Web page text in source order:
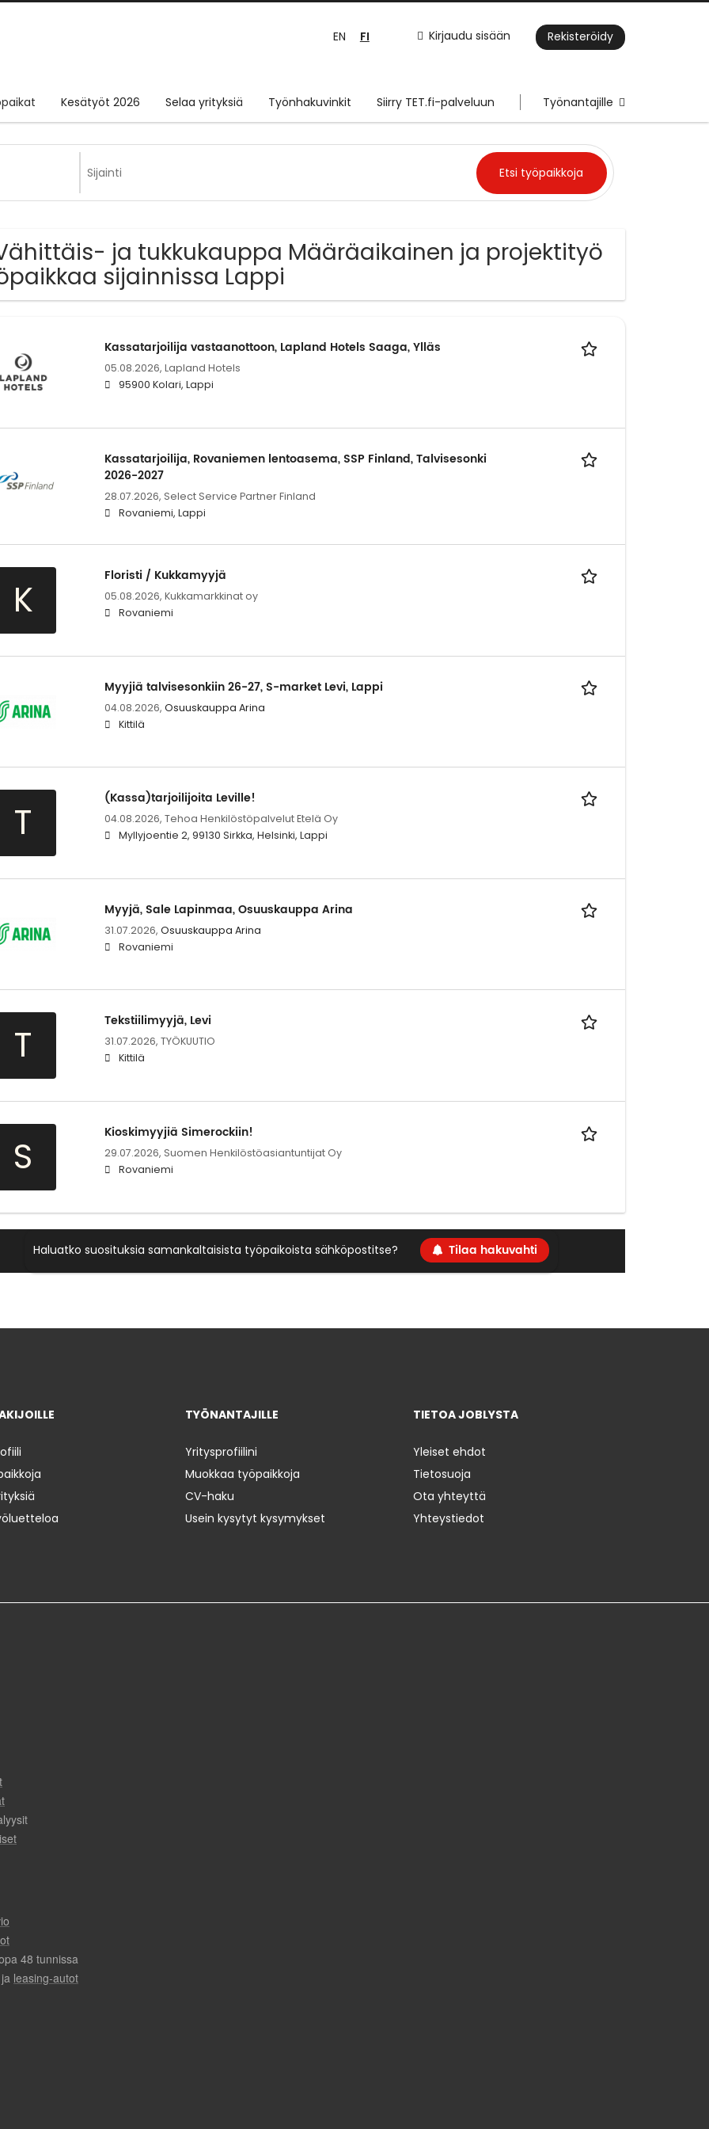
Kirjaudu sisään Rekisteröidy
EN FI
Kesätyöt 2026 Selaa yrityksiä Työnhakuvinkit Siirry TET.fi-palveluun Työnantajille
ja tukkukauppa Määräaikainen ja projektityö
sijainnissa Lappi
Kassatarjoilija vastaanottoon, Lapland Hotels Saaga, Ylläs
05.08.2026, Lapland Hotels
95900 Kolari, Lappi
Kassatarjoilija, Rovaniemen lentoasema, SSP Finland, Talvisesonki
2026-2027
28.07.2026, Select Service Partner Finland
Rovaniemi, Lappi
K
Floristi / Kukkamyyjä
05.08.2026, Kukkamarkkinat oy
Rovaniemi
Myyjiä talvisesonkiin 26-27, S-market Levi, Lappi
04.08.2026, Osuuskauppa Arina
Kittilä
T
(Kassa)tarjoilijoita Leville!
04.08.2026, Tehoa Henkilöstöpalvelut Etelä Oy
Myllyjoentie 2, 99130 Sirkka, Helsinki, Lappi
Myyjä, Sale Lapinmaa, Osuuskauppa Arina
31.07.2026, Osuuskauppa Arina
Rovaniemi
T
Tekstiilimyyjä, Levi
31.07.2026, TYÖKUUTIO
Kittilä
S
Kioskimyyjiä Simerockiin!
29.07.2026, Suomen Henkilöstöasiantuntijat Oy
Rovaniemi
Haluatko suosituksia samankaltaisista työpaikoista sähköpostitse? Tilaa hakuvahti
TYÖNANTAJILLE
Yritysprofiilini
Muokkaa työpaikkoja
CV-haku
Usein kysytyt kysymykset
TIETOA JOBLYSTA
Yleiset ehdot
Tietosuoja
Ota yhteyttä
Yhteystiedot